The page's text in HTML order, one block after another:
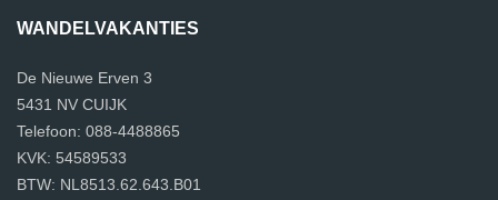
WANDELVAKANTIES
De Nieuwe Erven 3
5431 NV CUIJK
Telefoon: 088-4488865
KVK: 54589533
BTW: NL8513.62.643.B01